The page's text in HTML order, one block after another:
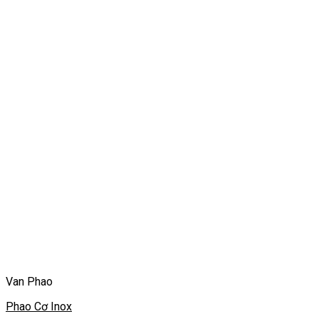
Van Phao
Phao Cơ Inox